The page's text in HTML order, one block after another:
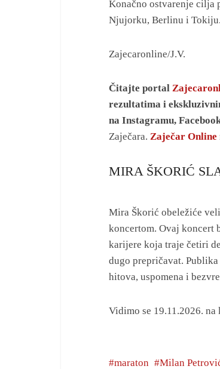
Konačno ostvarenje cilja
Njujorku, Berlinu i Tokiju.
Zajecaronline/J.V.
Čitajte portal
rezultatima i
na Instagramu,
Zaječara. Zaječar Online
MIRA ŠKORIĆ
Mira Škorić obeležiće
koncertom. Ovaj koncert
karijere koja traje četiri
dugo prepričavat.
hitova, uspomena i
Vidimo se 19.11.2026.
maraton Milan